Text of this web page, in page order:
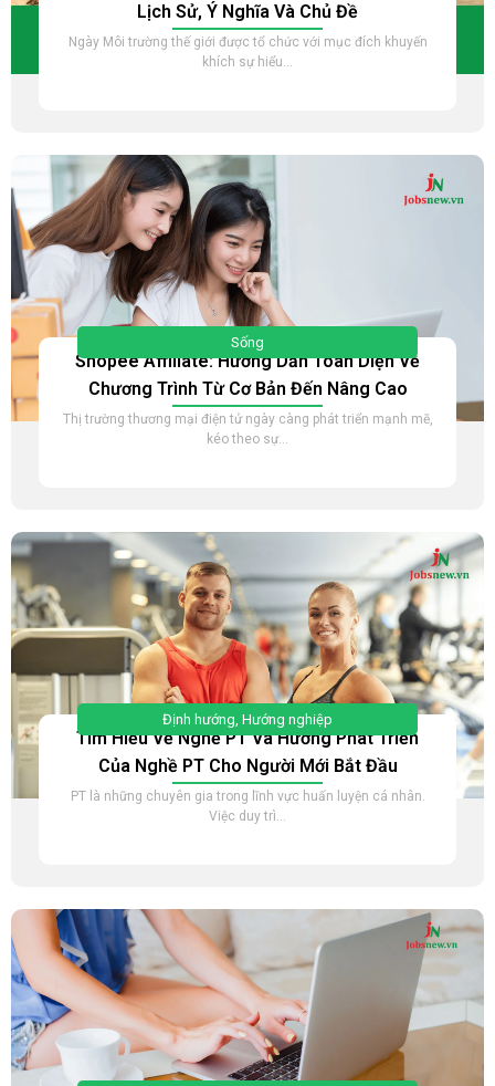
Lịch Sử, Ý Nghĩa Và Chủ Đề
Ngày Môi trường thế giới được tổ chức với mục đích khuyến
khích sự hiểu...
Sống
Shopee Affiliate: Hướng Dẫn Toàn Diện Về
Chương Trình Từ Cơ Bản Đến Nâng Cao
Thị trường thương mại điện tử ngày càng phát triển mạnh mẽ,
kéo theo sự...
Định hướng Hướng nghiệp
Tìm Hiểu Về Nghề PT Và Hướng Phát Triển
Của Nghề PT Cho Người Mới Bắt Đầu
PT là những chuyên gia trong lĩnh vực huấn luyện cá nhân.
Việc duy trì...